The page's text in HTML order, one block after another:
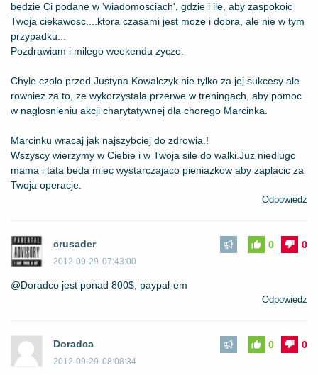
bedzie Ci podane w 'wiadomosciach', gdzie i ile, aby zaspokoic
Twoja ciekawosc....ktora czasami jest moze i dobra, ale nie w tym
przypadku...
Pozdrawiam i milego weekendu zycze.
Chyle czolo przed Justyna Kowalczyk nie tylko za jej sukcesy ale
rowniez za to, ze wykorzystala przerwe w treningach, aby pomoc
w naglosnieniu akcji charytatywnej dla chorego Marcinka.
Marcinku wracaj jak najszybciej do zdrowia.!
Wszyscy wierzymy w Ciebie i w Twoja sile do walki.Juz niedlugo
mama i tata beda miec wystarczajaco pieniazkow aby zaplacic za
Twoja operacje.
Odpowiedz
crusader
2012-09-29 07:43:00
0
0
@Doradco jest ponad 800$, paypal-em
Odpowiedz
Doradca
2012-09-29 08:08:34
0
0